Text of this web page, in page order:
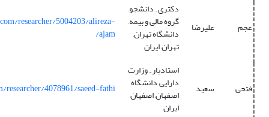
عجم علیرضا
دکتری., دانشجو,
گروه مالی و بیمه,
دانشگاه تهران,
تهران, ایران
researcher/5004203/alireza-
ajam/
فتحی سعید
استادیار., وزارت
دارایی, دانشگاه
اصفهان, اصفهان,
ایران
4078961/saeed-fathi/